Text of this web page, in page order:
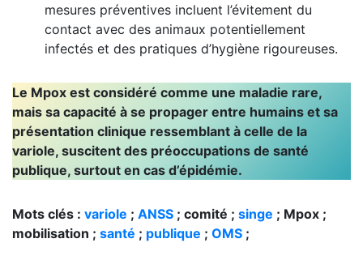
mesures préventives incluent l’évitement du
contact avec des animaux potentiellement
infectés et des pratiques d’hygiène rigoureuses.
Le Mpox est considéré comme une maladie rare,
mais sa capacité à se propager entre humains et sa
présentation clinique ressemblant à celle de la
variole, suscitent des préoccupations de santé
publique, surtout en cas d’épidémie.
Mots clés : variole ; ANSS ; comité ; singe ; Mpox ;
mobilisation ; santé ; publique ; OMS ;